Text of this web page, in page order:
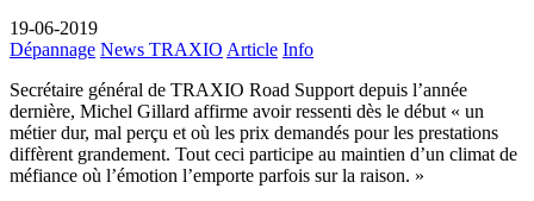
19-06-2019
Dépannage News TRAXIO Article Info
Secrétaire général de TRAXIO Road Support depuis l’année
dernière, Michel Gillard affirme avoir ressenti dès le début « un
métier dur, mal perçu et où les prix demandés pour les prestations
diffèrent grandement. Tout ceci participe au maintien d’un climat de
méfiance où l’émotion l’emporte parfois sur la raison. »